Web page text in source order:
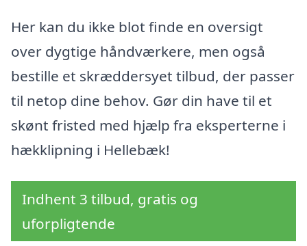
Her kan du ikke blot finde en oversigt
over dygtige håndværkere, men også
bestille et skræddersyet tilbud, der passer
til netop dine behov. Gør din have til et
skønt fristed med hjælp fra eksperterne i
hækklipning i Hellebæk!
Indhent 3 tilbud, gratis og
uforpligtende